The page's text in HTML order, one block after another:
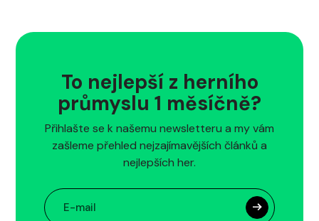
To nejlepší z herního
průmyslu 1 měsíčně?
Přihlašte se k našemu newsletteru a my vám
zašleme přehled nejzajímavějších článků a
nejlepších her.